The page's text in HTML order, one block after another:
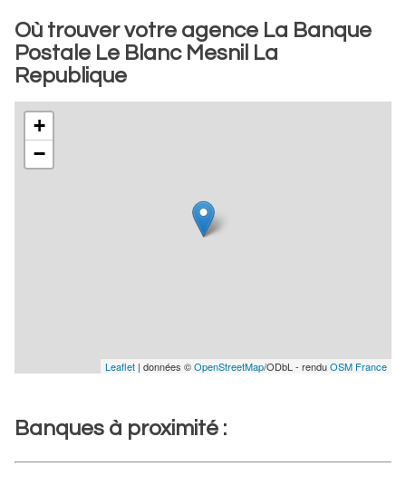
Où trouver votre agence La Banque
Postale Le Blanc Mesnil La
Republique
+
−
Leaflet | données ©OpenStreetMap/ODbL - renduOSM France
Banques à proximité :